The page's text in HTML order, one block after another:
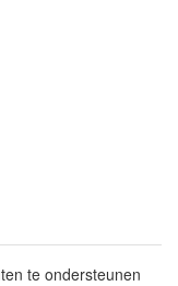
te ondersteunen